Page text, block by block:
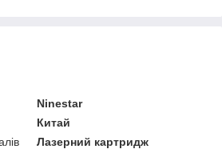
Ninestar
Китай
Лазерний картридж